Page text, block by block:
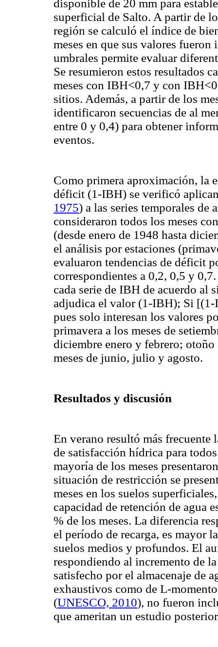
disponible de 20 mm para
superficial de Salto. A partir de
región se calculó el índice de
meses en que sus valores
umbrales permite evaluar
Se resumieron estos resultados
meses con IBH<0,7 y con
sitios. Además, a partir de los
identificaron secuencias de al
entre 0 y 0,4) para obtener
eventos.
Como primera aproximación, la
déficit (1-IBH) se verificó
1975) a las series temporales de
consideraron todos los meses
(desde enero de 1948 hasta
el análisis por estaciones
evaluaron tendencias de déficit
correspondientes a 0,2, 0,5 y
cada serie de IBH de acuerdo
adjudica el valor (1-IBH); Si
pues solo interesan los valores
primavera a los meses de
diciembre enero y febrero;
meses de junio, julio y agosto.
Resultados y discusión
En verano resultó más frecuente
de satisfacción hídrica para
mayoría de los meses
situación de restricción se
meses en los suelos
capacidad de retención de agua
% de los meses. La diferencia
el período de recarga, es mayor
suelos medios y profundos. El
respondiendo al incremento de
satisfecho por el almacenaje de
exhaustivos como de L-
(UNESCO, 2010), no fueron
que ameritan un estudio